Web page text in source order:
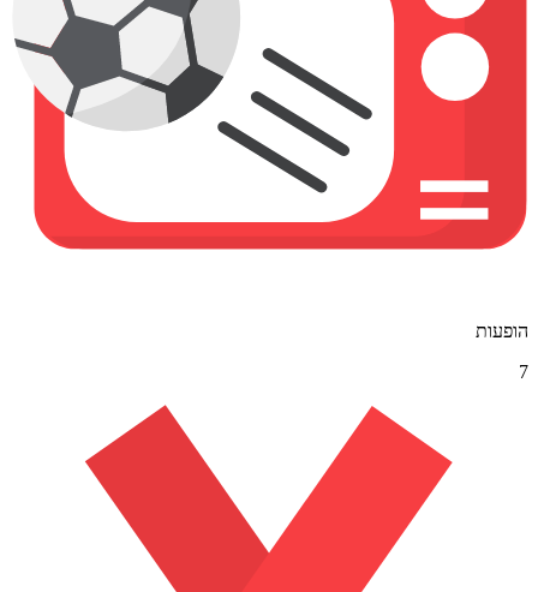
הופעות
7